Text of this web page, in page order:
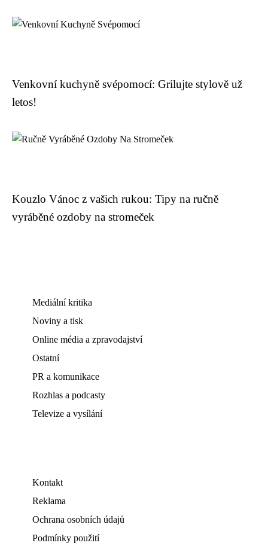
Venkovní kuchyně svépomocí: Grilujte stylově už
letos!
Kouzlo Vánoc z vašich rukou: Tipy na ručně
vyráběné ozdoby na stromeček
Mediální kritika
Noviny a tisk
Online média a zpravodajství
Ostatní
PR a komunikace
Rozhlas a podcasty
Televize a vysílání
Kontakt
Reklama
Ochrana osobních údajů
Podmínky použití